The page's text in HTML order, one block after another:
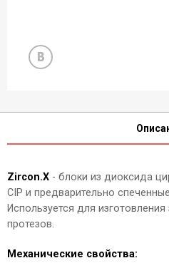
Zircon.X - блоки из диоксида
CIP и предварительно
Используется для
протезов.
Механические свойства: